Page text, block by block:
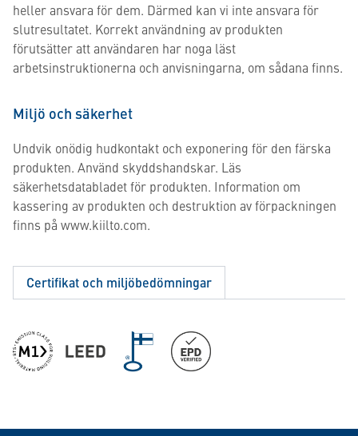
heller ansvara för dem. Därmed kan vi inte ansvara för
slutresultatet. Korrekt användning av produkten
förutsätter att användaren har noga läst
arbetsinstruktionerna och anvisningarna, om sådana finns.
Miljö och säkerhet
Undvik onödig hudkontakt och exponering för den färska
produkten. Använd skyddshandskar. Läs
säkerhetsdatabladet för produkten. Information om
kassering av produkten och destruktion av förpackningen
finns på www.kiilto.com.
Certifikat och miljöbedömningar